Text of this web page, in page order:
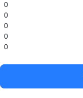
0
0
0
0
0